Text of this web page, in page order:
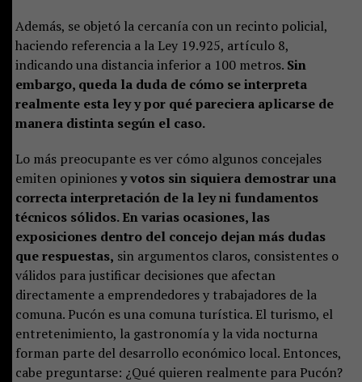
Además, se objetó la cercanía con un recinto policial,
haciendo referencia a la Ley 19.925, artículo 8,
indicando una distancia inferior a 100 metros. Sin
embargo, queda la duda de cómo se interpreta
realmente esta ley y por qué pareciera aplicarse de
manera distinta según el caso.
Lo más preocupante es ver cómo algunos concejales
emiten opinionesy votos sin siquiera demostrar una
correcta interpretación de la ley ni fundamentos
técnicos sólidos. En varias ocasiones, las
exposiciones dentro del concejo dejan más dudas
que respuestas, sin argumentos claros, consistentes o
válidos para justificar decisiones que afectan
directamente a emprendedores y trabajadores de la
comuna. Pucón es una comuna turística. El turismo, el
entretenimiento, la gastronomía y la vida nocturna
forman parte del desarrollo económico local. Entonces,
cabe preguntarse: ¿Qué quieren realmente para Pucón?